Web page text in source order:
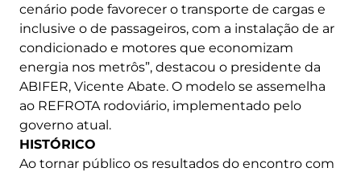
cenário pode favorecer o transporte de cargas e
inclusive o de passageiros, com a instalação de ar
condicionado e motores que economizam
energia nos metrôs”, destacou o presidente da
ABIFER, Vicente Abate. O modelo se assemelha
ao REFROTA rodoviário, implementado pelo
governo atual.
HISTÓRICO
Ao tornar público os resultados do encontro com